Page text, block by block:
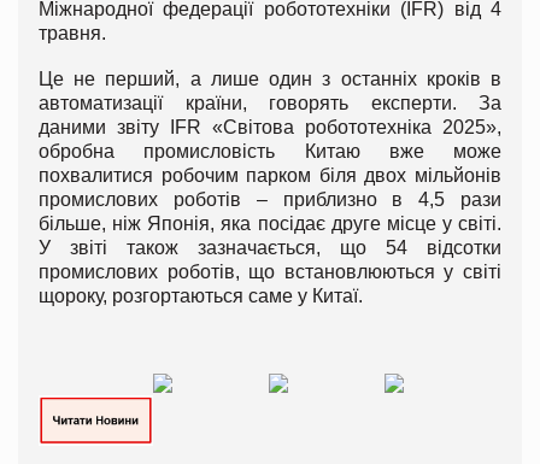
Міжнародної федерації робототехніки (IFR) від 4
травня.
Це не перший, а лише один з останніх кроків в
автоматизації країни, говорять експерти. За
даними звіту IFR «Світова робототехніка 2025»,
обробна промисловість Китаю вже може
похвалитися робочим парком біля двох мільйонів
промислових роботів – приблизно в 4,5 рази
більше, ніж Японія, яка посідає друге місце у світі.
У звіті також зазначається, що 54 відсотки
промислових роботів, що встановлюються у світі
щороку, розгортаються саме у Китаї.